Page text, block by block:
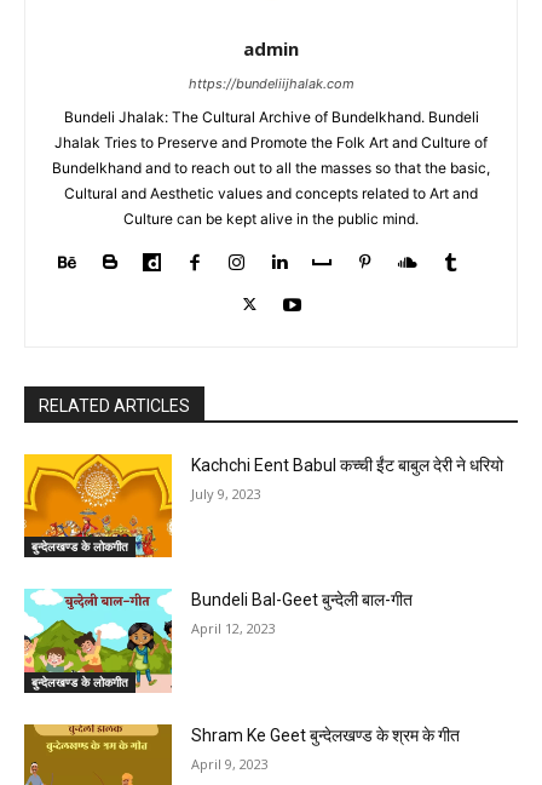
admin
https://bundeliijhalak.com
Bundeli Jhalak: The Cultural Archive of Bundelkhand. Bundeli
Jhalak Tries to Preserve and Promote the Folk Art and Culture of
Bundelkhand and to reach out to all the masses so that the basic,
Cultural and Aesthetic values and concepts related to Art and
Culture can be kept alive in the public mind.
RELATED ARTICLES
बुन्देलखण्ड के लोकगीत
Kachchi Eent Babul कच्ची ईंट बाबुल देरी ने धरियो
July 9, 2023
बुन्देलखण्ड के लोकगीत
Bundeli Bal-Geet बुन्देली बाल-गीत
April 12, 2023
Shram Ke Geet बुन्देलखण्ड के श्रम के गीत
April 9, 2023